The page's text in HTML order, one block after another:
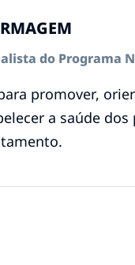
do Programa
promover,
a saúde